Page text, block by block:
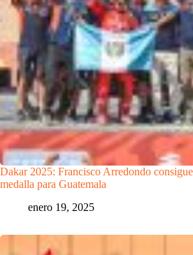
Dakar 2025: Francisco Arredondo
medalla para Guatemala
enero 19, 2025